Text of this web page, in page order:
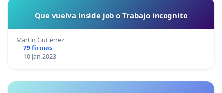
Que vuelva inside job o Trabajo incognito
Martin Gutiérrez
79 firmas
10 Jan 2023